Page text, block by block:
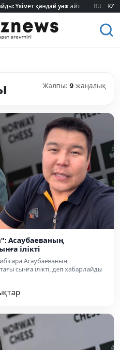
Үкімет қандай уәж айтады?
Үкімет қандай уәж айтады? RU KZ
Жалпы: 9 жаңалық
Асаубаеваның
ілікті
Асаубаеваның
сынға ілікті, деп хабарлайды